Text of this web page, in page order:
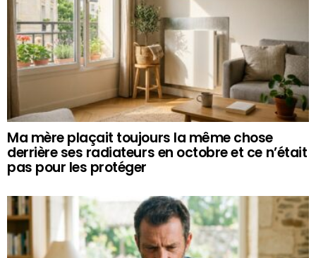
Ma mère plaçait toujours la même chose
derrière ses radiateurs en octobre et ce n’était
pas pour les protéger